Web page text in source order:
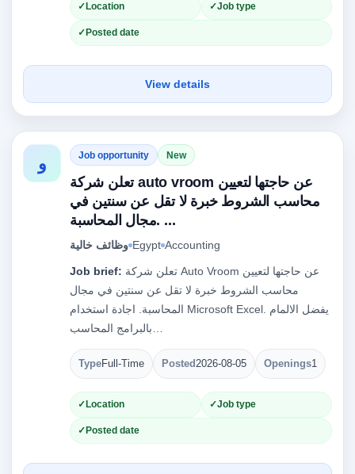
Location Job type
Posted date
View details
و Job opportunity New
تعلن شركة auto vroom عن حاجتها لتعيين
محاسب الشروط خبرة لا تقل عن سنتين في
مجال المحاسبة. ...
وظائف خالية Egypt Accounting
Job brief:
محاسب الشروط خبرة لا تقل عن سنتين في مجال
المحاسبة. اجادة استخدام Microsoft Excel. يفضل الالمام
TypeFull-Time Posted2026-08-05 Openings1
Location Job type
Posted date